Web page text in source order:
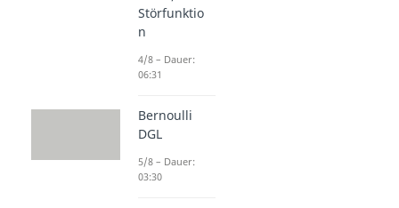
Störfunktio
n
4/8 – Dauer:
06:31
Bernoulli
DGL
5/8 – Dauer:
03:30